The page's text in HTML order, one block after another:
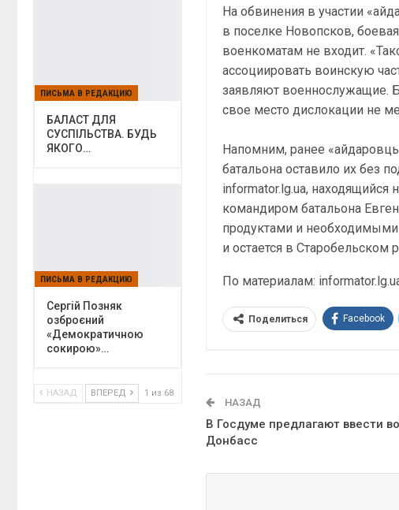
На обвинения в участии
в поселке Новопсков,
военкоматам не входит.
ассоциировать воинскую
заявляют военнослужащие.
свое место дислокации не
Напомним, ранее
батальона оставило их без
informator.lg.ua,
командиром батальона
продуктами и
и остается в Старобельском
По материалам:
Поделиться Facebook
НАЗАД
В Госдуме предлагают ввести
Донбасс
ПИСЬМА В РЕДАКЦИЮ
БАЛАСТ ДЛЯ
СУСПІЛЬСТВА. БУДЬ
ЯКОГО…
ПИСЬМА В РЕДАКЦИЮ
Сергій Позняк
озброєний
«Демократичною
сокирою»…
НАЗАД ВПЕРЕД 1 из 68